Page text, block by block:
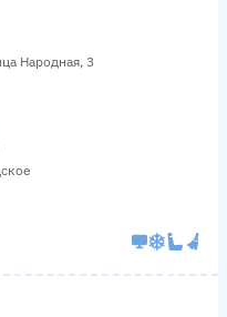
Народная, 3